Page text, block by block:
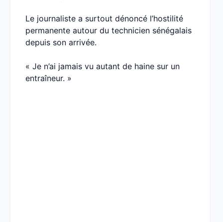
Le journaliste a surtout dénoncé l’hostilité
permanente autour du technicien sénégalais
depuis son arrivée.
« Je n’ai jamais vu autant de haine sur un
entraîneur. »